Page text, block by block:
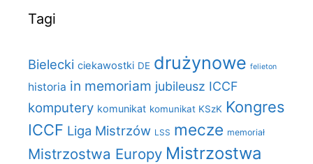
Tagi
Bielecki ciekawostki DE drużynowe felieton
historia in memoriam jubileusz ICCF
komputery komunikat komunikat KSzK Kongres
ICCF Liga Mistrzów LSS mecze memoriał
Mistrzostwa Europy Mistrzostwa